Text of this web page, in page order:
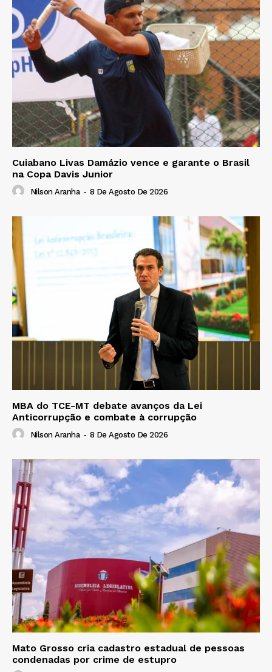
Cuiabano Livas Damázio vence e garante o Brasil
na Copa Davis Junior
Nilson Aranha - 8 De Agosto De 2026
MBA do TCE-MT debate avanços da Lei
Anticorrupção e combate à corrupção
Nilson Aranha - 8 De Agosto De 2026
Mato Grosso cria cadastro estadual de pessoas
condenadas por crime de estupro